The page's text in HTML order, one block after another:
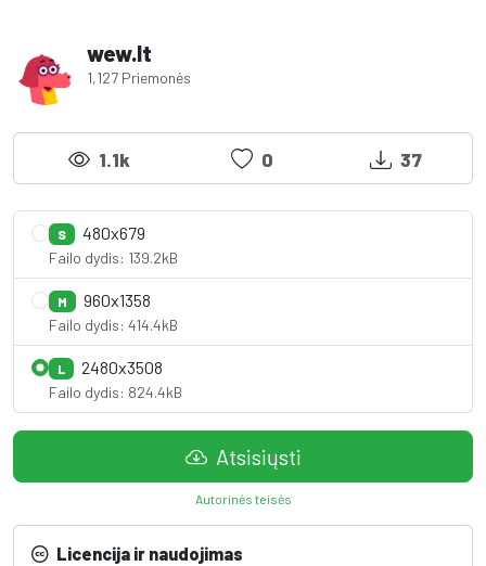
wew.lt
1,127 Priemonės
1.1k 0 37
S 480x679
Failo dydis: 139.2kB
M 960x1358
Failo dydis: 414.4kB
L 2480x3508
Failo dydis: 824.4kB
Atsisiųsti
Autorinės teisės
Licencija ir naudojimas